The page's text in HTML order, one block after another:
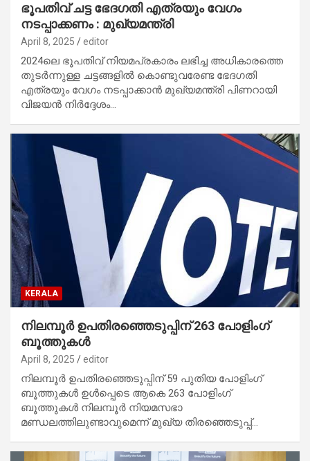
ഭൂപതിവ് ചട്ട ഭേദഗതി എത്രയും വേഗം
നടപ്പാക്കണം : മുഖ്യമന്ത്രി
April 8, 2025 editor
2024ലെ ഭൂപതിവ് നിയമപ്രകാരം ലഭിച്ച അധികാരത്തെ
തുടർന്നുള്ള ചട്ടങ്ങളിൽ കൊണ്ടുവരേണ്ട ഭേദഗതി
എത്രയും വേഗം നടപ്പാക്കാൻ മുഖ്യമന്ത്രി പിണറായി
വിജയൻ നിർദ്ദേശം…
KERALA
നിലമ്പൂർ ഉപതിരഞ്ഞെടുപ്പിന് 263 പോളിംഗ്
ബൂത്തുകൾ
April 8, 2025 editor
നിലമ്പൂർ ഉപതിരഞ്ഞെടുപ്പിന് 59 പുതിയ പോളിംഗ്
ബൂത്തുകൾ ഉൾപ്പെടെ ആകെ 263 പോളിംഗ്
ബൂത്തുകൾ നിലമ്പൂർ നിയമസഭാ
മണ്ഡലത്തിലുണ്ടാവുമെന്ന് മുഖ്യ തിരഞ്ഞെടുപ്പ്…